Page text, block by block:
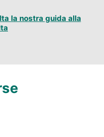
la nostra guida alla